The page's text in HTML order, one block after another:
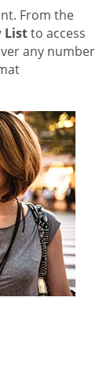
From the
Listto access
any number